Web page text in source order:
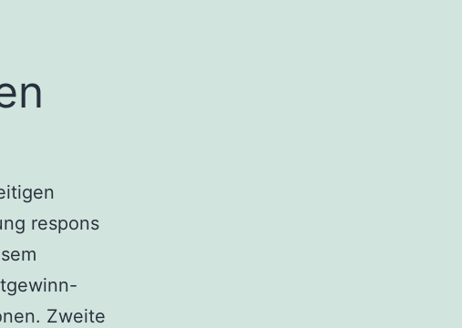
respons
Zweite